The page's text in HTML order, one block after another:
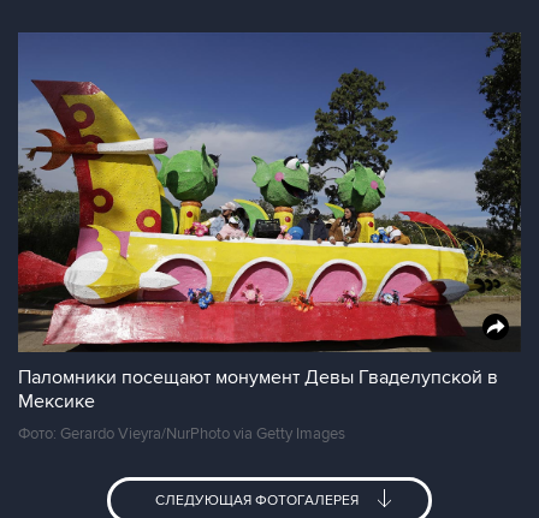
Паломники посещают монумент Девы Гваделупской в
Мексике
Фото: Gerardo Vieyra/NurPhoto via Getty Images
СЛЕДУЮЩАЯ ФОТОГАЛЕРЕЯ